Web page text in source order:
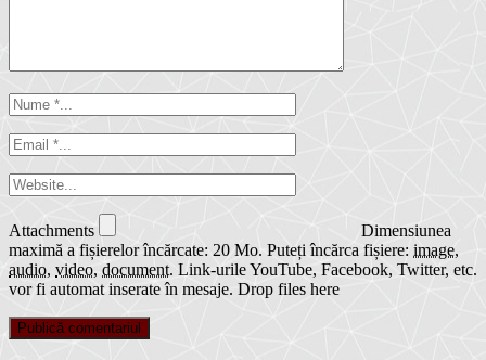
Attachments
Dimensiunea
maximă a fișierelor încărcate: 20 Mo. Puteți încărca fișiere: image,
audio, video, document. Link-urile YouTube, Facebook, Twitter, etc.
vor fi automat inserate în mesaje. Drop files here